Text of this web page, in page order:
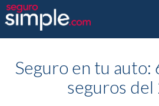
Seguro en tu auto:
seguros